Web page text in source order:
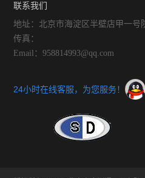
联系我们
地址：北京市海淀区半壁店甲一号
传真：
Email：958814993@qq.com
24小时在线客服，为您服务！